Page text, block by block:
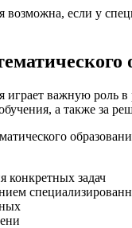
если у
важную роль
а также за
конкретных задач